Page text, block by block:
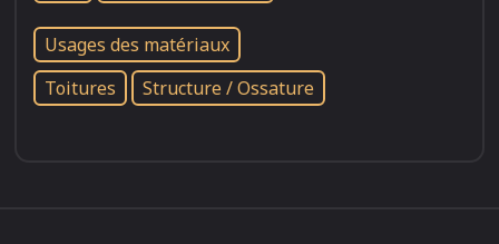
Usages des matériaux
Toitures
Structure / Ossature